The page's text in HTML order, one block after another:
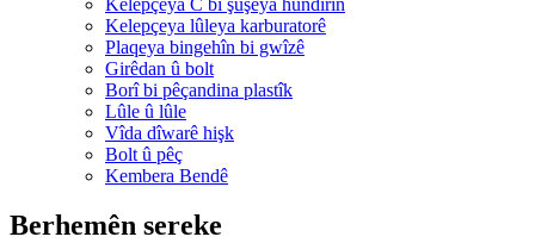
Kelepçeya lûleya karburatorê
Plaqeya bingehîn bi gwîzê
Girêdan û bolt
Borî bi pêçandina plastîk
Lûle û lûle
Vîda dîwarê hişk
Bolt û pêç
Kembera Bendê
Berhemên sereke